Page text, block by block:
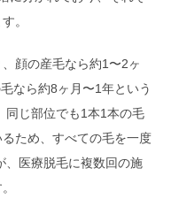
。
顔の産毛なら約1〜2ヶ
なら約8ヶ月〜1年という
同じ部位でも1本1本の毛
ため、すべての毛を一度
、医療脱毛に複数回の施